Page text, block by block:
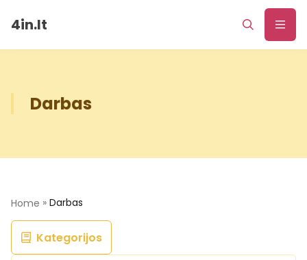
4in.lt
Darbas
Home » Darbas
Kategorijos